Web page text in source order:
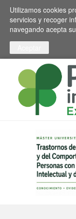
Pasar al contenido
Toggle high contrast
Utilizamos cookies
servicios y recoger
navegando acepta